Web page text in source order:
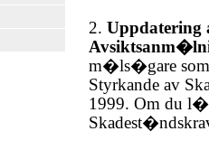
2.
m�ls�gare
Styrkande av
1999. Om du